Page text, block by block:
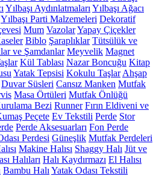
Yılbaşı Aydınlatmaları Yılbaşı Ağacı
Yılbaşı Parti Malzemeleri Dekoratif
Mum VazolarYapay Çiçekler
Biblo Şaraplıklar Tütsülük ve
ve Şamdanlar Meyvelik Magnet
Kül Tablası Nazar Boncuğu Kitap
Yatak Tepsisi Kokulu Taşlar Ahşap
Duvar Süsleri Cansız Manken Mutfak
Masa Örtüleri Mutfak Önlüğü
Bezi Runner Fırın Eldiveni ve
Peçete Ev Tekstili Perde Stor
Perde Aksesuarları Fon Perde
Perdesi Güneşlik Mutfak Perdeleri
Makine Halısı Shaggy Halı Jüt ve
Halıları Halı Kaydırmazı El Halısı
Bambu Halı Yatak Odası Tekstili